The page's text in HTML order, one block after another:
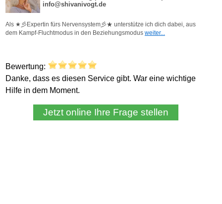
Bewertung:
Danke, dass es diesen Service gibt. War eine wichtige
Hilfe in dem Moment.